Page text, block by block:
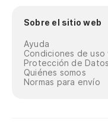
Sobre el sitio web
Ayuda
Condiciones de
Protección de Datos
Quiénes somos
Normas para envío